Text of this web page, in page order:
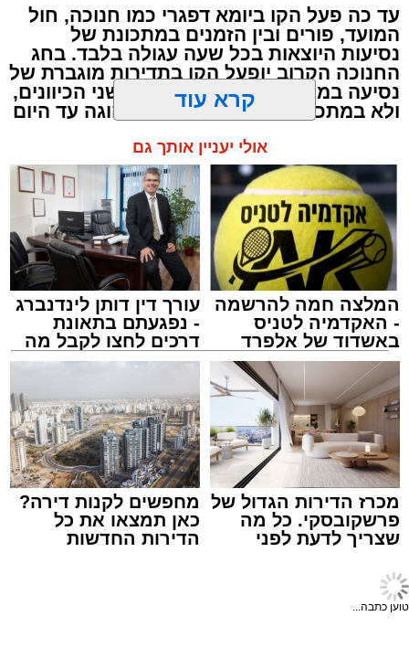
לוז תיגבור דן בדרום
מעוניינים להגיב? לדווח ? צרו איתנו קשר במייל -
ASHDODS@ISNET.CO.IL
עד כה פעל הקו ביומא דפגרי כמו חנוכה, חול
המועד, פורים ובין הזמנים במתכונת של
נסיעות היוצאות בכל שעה עגולה בלבד. בחג
החנוכה הקרוב יופעל הקו בתדירות מוגברת של
נסיעה בממוצע כל כעשר דקות, בשני הכיוונים,
ולא במתכונת השעתית שהייתה נהוגה עד היום
אלקטרה אפיקים
מערכת האתר / 15:41 14.12.25
קרא עוד
אולי יעניין אותך גם
המלצה חמה להרשמה
- האקדמיה לטניס
באשדוד של אלפרד
קריאולנסקי - לילדים
עורך דין דותן לינדנברג
- נפגעתם בתאונת
שמגיע לכם
מכרז הדירות הגדול של
שצריך לדעת לפני
שמגישים הצעה לדירה
באשדוד
מחפשים לקנות דירה?
תחבורה ציבורית באשדוד